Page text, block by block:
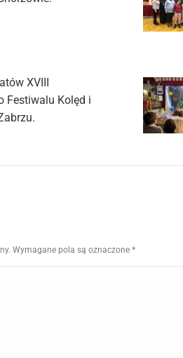
XVIII
Festiwalu Kolęd i
Wymagane pola są oznaczone *